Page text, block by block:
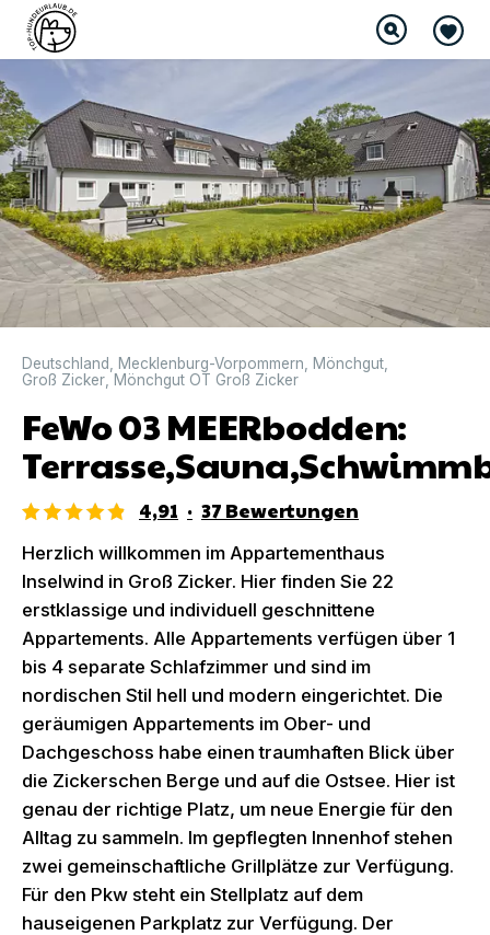
DIREKT BUCHBAR
Deutschland Mecklenburg-Vorpommern Mönchgut
Groß Zicker
Mönchgut OT Groß Zicker
FeWo 03 MEERbodden:
4,91 · 37 Bewertungen
Herzlich willkommen im Appartementhaus
Inselwind in Groß Zicker. Hier finden Sie 22
erstklassige und individuell geschnittene
Appartements. Alle Appartements verfügen über 1
bis 4 separate Schlafzimmer und sind im
nordischen Stil hell und modern eingerichtet. Die
geräumigen Appartements im Ober- und
Dachgeschoss habe einen traumhaften Blick über
die Zickerschen Berge und auf die Ostsee. Hier ist
genau der richtige Platz, um neue Energie für den
Alltag zu sammeln. Im gepflegten Innenhof stehen
zwei gemeinschaftliche Grillplätze zur Verfügung.
Für den Pkw steht ein Stellplatz auf dem
hauseigenen Parkplatz zur Verfügung. Der